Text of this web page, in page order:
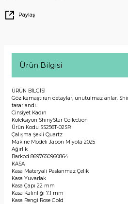
Paylaş
Ürün Bilgisi
ÜRÜN BİLGİSİ
Göz kamaştıran detaylar, unutulmaz anlar.
tasarlandı.
Cinsiyet Kadın
Koleksiyon ShinyStar Collection
Ürün Kodu SS256T-02SR
Çalışma Şekli Quartz
Makine Modeli Japon Miyota 2025
Ağırlık
Barkod 8697650960864
KASA
Kasa Materyali Paslanmaz Çelik
Kasa Yuvarlak
Kasa Çapı 22 mm
Kasa Kalınlığı 7.1 mm
Kasa Rengi Rose Gold